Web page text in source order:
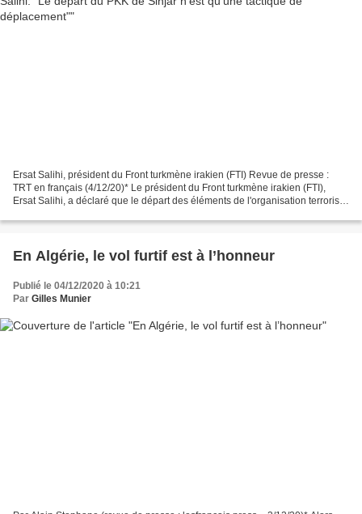
Ersat Salihi, président du Front turkmène irakien (FTI) Revue de presse :
TRT en français (4/12/20)* Le président du Front turkmène irakien (FTI),
Ersat Salihi, a déclaré que le départ des éléments de l'organisation terroriste
En Algérie, le vol furtif est à l’honneur
Publié le 04/12/2020 à 10:21
Par Gilles Munier